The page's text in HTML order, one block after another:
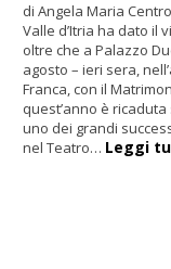
di Angela Maria
Valle d’Itria ha dato il
oltre che a Palazzo
agosto – ieri sera,
Franca, con il
quest’anno è
uno dei grandi
nel Teatro… Leggi